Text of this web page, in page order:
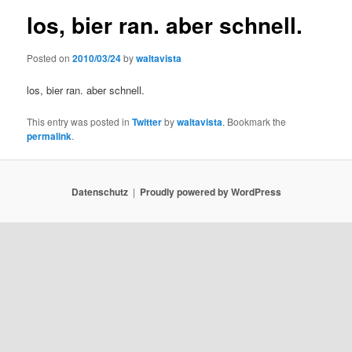
los, bier ran. aber schnell.
Posted on2010/03/24bywaltavista
los, bier ran. aber schnell.
This entry was posted inTwitterbywaltavista. Bookmark the
permalink.
Datenschutz Proudly powered by WordPress